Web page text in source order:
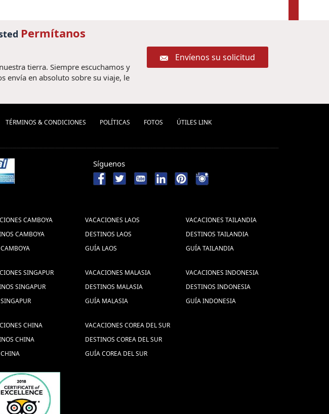
Permítanos
tierra. Siempre escuchamos y
envía en absoluto sobre su viaje, le
Envíenos su solicitud
TÉRMINOS & CONDICIONES POLÍ­TICAS FOTOS
ÚTILES LINK
Síguenos
CAMBOYA
CAMBOYA
VACACIONES LAOS
DESTINOS LAOS
GUÍA LAOS
VACACIONES TAILANDIA
DESTINOS TAILANDIA
GUÍA TAILANDIA
SINGAPUR
SINGAPUR
VACACIONES MALASIA
DESTINOS MALASIA
GUÍA MALASIA
VACACIONES INDONESIA
DESTINOS INDONESIA
GUÍA INDONESIA
CHINA
CHINA
VACACIONES COREA DEL SUR
DESTINOS COREA DEL SUR
GUÍA COREA DEL SUR